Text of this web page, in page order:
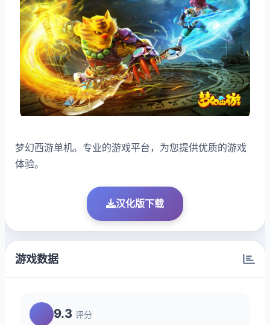
梦幻西游单机。专业的游戏平台，为您提供优质的游戏
体验。
汉化版下载
游戏数据
9.3 评分